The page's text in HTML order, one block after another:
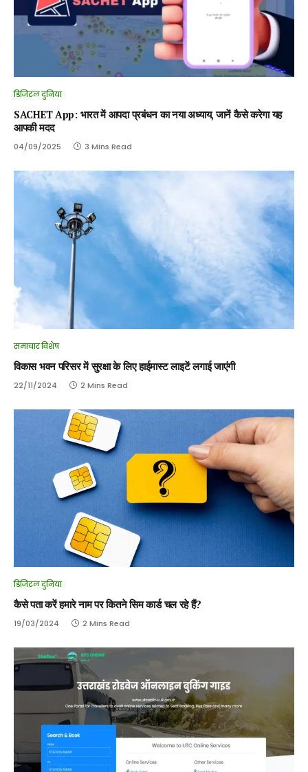
डिजिटल दुनिया
SACHET App: भारत में आपदा प्रबंधन का नया अध्याय, जानें कैसे करेगा यह
आपकी मदद
04/09/2025 3 Mins Read
समाचार विशेष
विकास भवन परिसर में सुरक्षा के लिए हाईमास्ट लाइटें लगाई जाएंगी
22/11/2024 2 Mins Read
डिजिटल दुनिया
कैसे पता करें हमारे नाम पर कितने सिम कार्ड चल रहे हैं?
19/03/2024 2 Mins Read